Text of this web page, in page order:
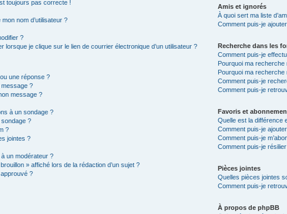
toujours pas correcte !
nom d’utilisateur ?
?
lorsque je clique sur le lien de courrier électronique d’un utilisateur ?
une réponse ?
message ?
message ?
à un sondage ?
?
?
jointes ?
un modérateur ?
» affiché lors de la rédaction d’un sujet ?
?
Amis et ignorés
À quoi sert ma liste
Comment puis-je
Recherche dans les
Comment puis-je
Pourquoi ma
Pourquoi ma recherche
Comment puis-je
Comment puis-je
Favoris et
Quelle est la différence
Comment puis-je
Comment puis-je
Comment puis-je
Pièces jointes
Quelles pièces jointes
Comment puis-je
À propos de phpBB